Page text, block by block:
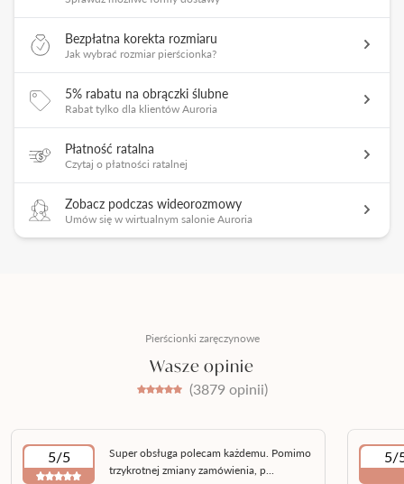
Bezpłatna korekta rozmiaru
Jak wybrać rozmiar pierścionka?
5% rabatu na obrączki ślubne
Rabat tylko dla klientów Auroria
Płatność ratalna
Czytaj o płatności ratalnej
Zobacz podczas wideorozmowy
Umów się w wirtualnym salonie Auroria
Pierścionki zaręczynowe
Wasze opinie
(3879 opinii)
5/5
Super obsługa polecam każdemu. Pomimo
trzykrotnej zmiany zamówienia, p...
5/